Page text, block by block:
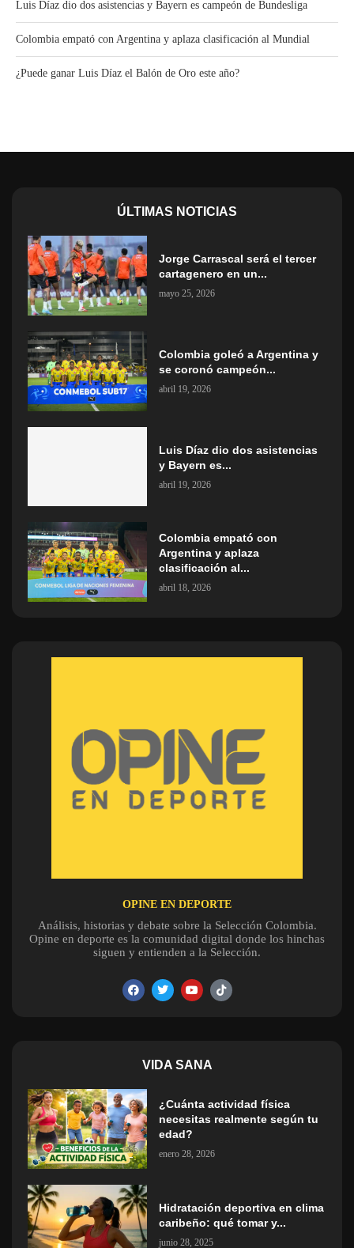
Luis Díaz dio dos asistencias y Bayern es campeón de Bundesliga
Colombia empató con Argentina y aplaza clasificación al Mundial
¿Puede ganar Luis Díaz el Balón de Oro este año?
ÚLTIMAS NOTICIAS
Jorge Carrascal será el tercer
cartagenero en un...
mayo 25, 2026
Colombia goleó a Argentina y
se coronó campeón...
abril 19, 2026
Luis Díaz dio dos asistencias
y Bayern es...
abril 19, 2026
Colombia empató con
Argentina y aplaza
clasificación al...
abril 18, 2026
OPINE EN DEPORTE
Análisis, historias y debate sobre la Selección Colombia.
Opine en deporte es la comunidad digital donde los hinchas
siguen y entienden a la Selección.
VIDA SANA
¿Cuánta actividad física
necesitas realmente según tu
edad?
enero 28, 2026
Hidratación deportiva en clima
caribeño: qué tomar y...
junio 28, 2025